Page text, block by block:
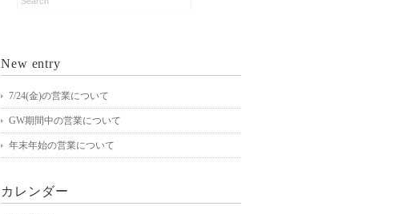
New entry
7/24(金)の営業について
GW期間中の営業について
年末年始の営業について
カレンダー